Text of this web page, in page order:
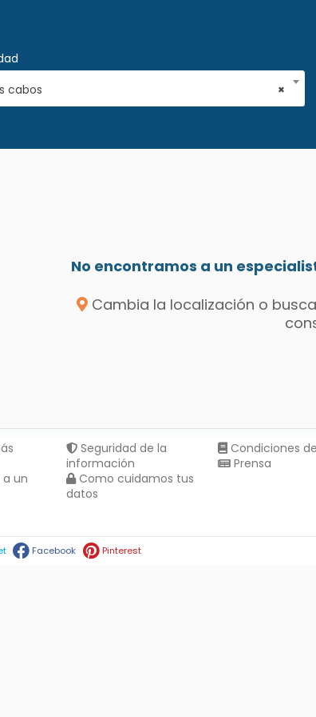
×
cabos
No encontramos a un
Cambia la localización o
un
Seguridad de la
información
Como cuidamos tus
datos
Condiciones
Prensa
Facebook Pinterest